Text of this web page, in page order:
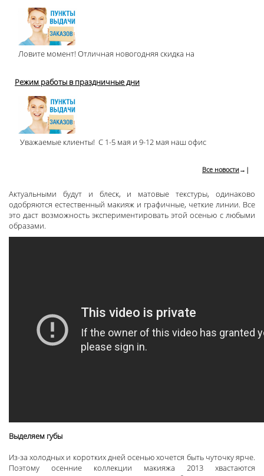
Ловите момент! Отличная новогодняя скидка на
Режим работы в праздничные дни
Уважаемые клиенты! С 1-5 мая и 9-12 мая наш офис
Все новости →|
Актуальными будут и блеск, и матовые текстуры, одинаково
одобряются естественный макияж и графичные, четкие линии. Все
это даст возможность экспериментировать этой осенью с любыми
образами.
Выделяем губы
Из-за холодных и коротких дней осенью хочется быть чуточку ярче.
Поэтому осенние коллекции макияжа 2013 хвастаются